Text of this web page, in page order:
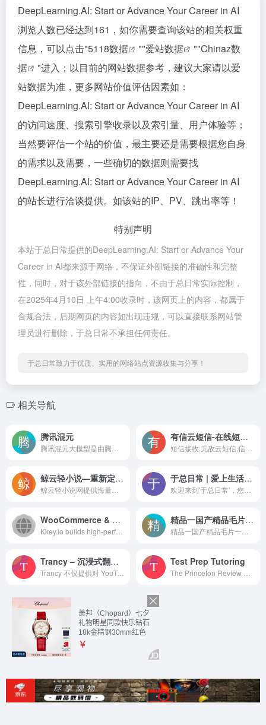
DeepLearning.AI: Start or Advance Your Career in AI
浏览人数已经达到161，如你需要查询该站的相关权重
信息，可以点击"5118数据 ""爱站数据 ""Chinaz数
据
"进入；以目前的网站数据参考，建议大家请以爱
站数据为准，更多网站价值评估因素如：
DeepLearning.AI: Start or Advance Your Career in AI
的访问速度、搜索引擎收录以及索引量、用户体验等；
当然要评估一个站的价值，最主要还是需要根据您自身
的需求以及需要，一些确切的数据则需要找
DeepLearning.AI: Start or Advance Your Career in AI
的站长进行洽谈提供。如该站的IP、PV、跳出率等！
特别声明
本站于总日常提供的DeepLearning.AI: Start or Advance Your
Career in AI都来源于网络，不保证外部链接的准确性和完整
性，同时，对于该外部链接的指向，不由于总日常实际控制，
在2025年4月10日 上午4:00收录时，该网页上的内容，都属于
合规合法，后期网页的内容如出现违规，可以直接联系网站管
理员进行删除，于总日常不承担任何责任。
于总日常致力于优质、实用的网络站点资源收集与分享！
相关导航
腾讯混元 有信云短信-在线短信接收-Receive SMS
鲸云轻小说—重新定义轻小说 于总日常 | 爱上生活每一天于总日常-爱上生活每一天
WooCommerce & E-commerce Website Development | Free Plugins| Kkey.io 精品一国产精品毛片一二三区-圆产精品久久久久久久久久久-97夜夜澡人人爽人人免费-婷婷久久香蕉五月综合-国产精品无码一区二区三区-三级高清国产在线观看-亚洲精品专区一区二区三区-狠狠色丁香久久婷婷综合丁香
Trancy – 沉浸式翻译 & YouTube AI 双语字幕 & 语言学习助手
Trancy 不仅提供对 YouTube, Netflix, Udemy, Disney+, TED, edX, Kehan, Coursera 等平台的双语字幕支持，还能实现对普通网页的 AI 划词/划句翻译、全文沉浸式翻译等功能，真正的语言学习全能助手。
Test Prep Tutoring